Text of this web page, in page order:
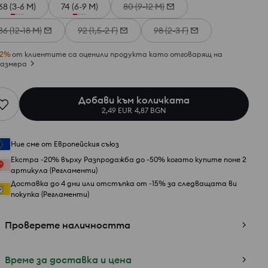
(3-6 М) 74 (6-9 М) 80 (9-12 М)
(12-18 М) 92 (1,5-2 Г) 98 (2-3 Г)
%от клиентите са оценили продукта като отговарящ на
Добави към количката
2,49 EUR 4,87 BGN
Ние сме от Европейския съюз
Екстра -20% върху Разпродажба до -50% когато купите поне 2
артикула (Регламенти)
Доставка до 4 дни или отстъпка от -15% за следващата ви
покупка (Регламенти)
Проверете наличността
Време за доставка и цена